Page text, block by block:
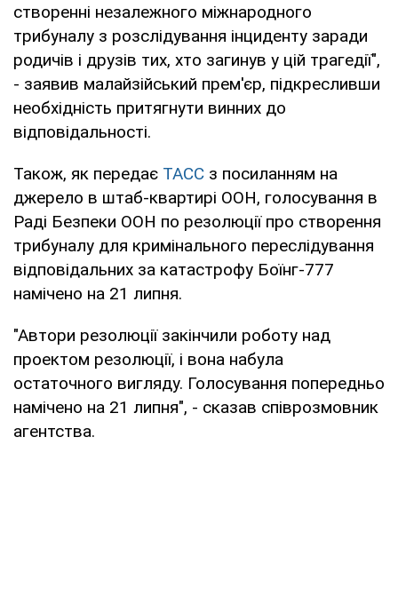
створенні незалежного міжнародного
трибуналу з розслідування інциденту заради
родичів і друзів тих, хто загинув у цій трагедії",
- заявив малайзійський прем'єр, підкресливши
необхідність притягнути винних до
відповідальності.
Також, як передає ТАСС з посиланням на
джерело в штаб-квартирі ООН, голосування в
Раді Безпеки ООН по резолюції про створення
трибуналу для кримінального переслідування
відповідальних за катастрофу Боїнг-777
намічено на 21 липня.
"Автори резолюції закінчили роботу над
проектом резолюції, і вона набула
остаточного вигляду. Голосування попередньо
намічено на 21 липня", - сказав співрозмовник
агентства.